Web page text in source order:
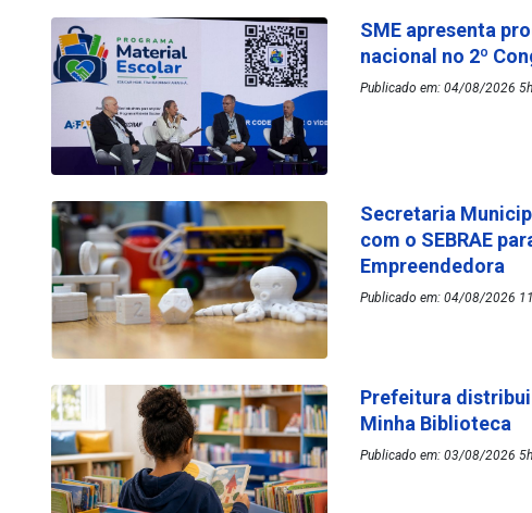
SME apresenta
nacional no 2º
Publicado em: 04/08/2026
Secretaria
com o SEBRAE
Empreendedora
Publicado em: 04/08/2026
Prefeitura
Minha Biblioteca
Publicado em: 03/08/2026